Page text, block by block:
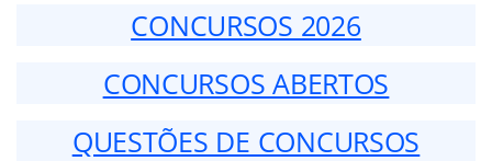
CONCURSOS 2026
CONCURSOS ABERTOS
QUESTÕES DE CONCURSOS